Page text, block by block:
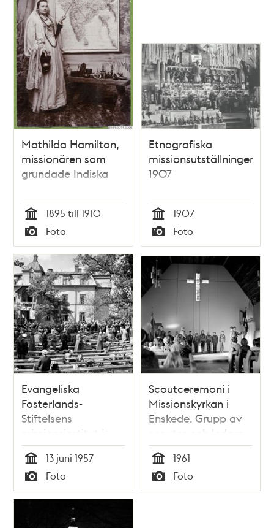
Mathilda Hamilton,
missionären som
grundade Indiska
Tid
1895 till 1910
Typ
Foto
Etnografiska
missionsutställningen
1907
Tid
1907
Typ
Foto
Evangeliska
Fosterlands-
Stiftelsens
missionsinstitut i
Johannelund.
Årskonferens med
1000 deltagare,
Tid
13 juni 1957
Typ
Foto
Scoutceremoni i
Missionskyrkan i
Enskede. Grupp av
scouter och ledare
flankerade av
fanbärare
Tid
1961
Typ
Foto